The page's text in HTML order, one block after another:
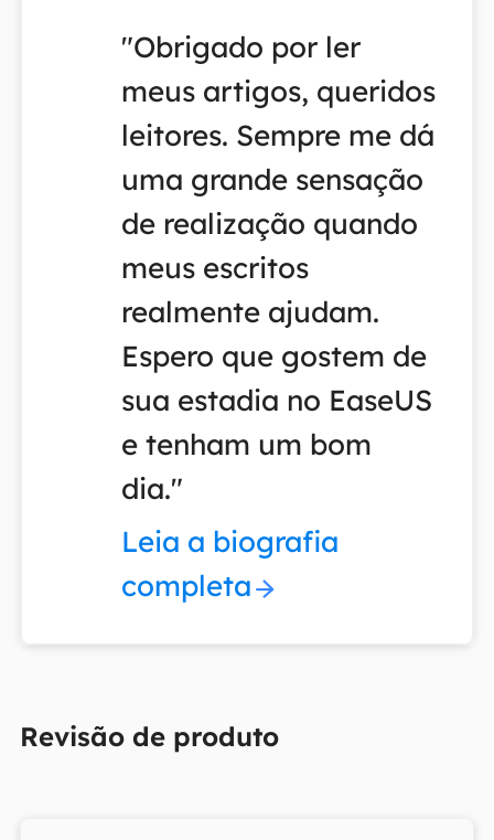
"Obrigado por ler
meus artigos, queridos
leitores. Sempre me dá
uma grande sensação
de realização quando
meus escritos
realmente ajudam.
Espero que gostem de
sua estadia no EaseUS
e tenham um bom
dia."
Leia a biografia
completa
Revisão de produto